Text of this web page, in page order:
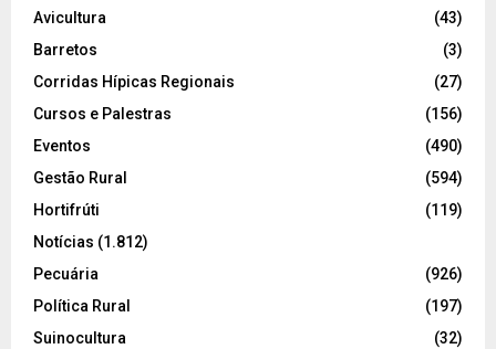
Avicultura
(43)
Barretos
(3)
Corridas Hípicas Regionais
(27)
Cursos e Palestras
(156)
Eventos
(490)
Gestão Rural
(594)
Hortifrúti
(119)
Notícias (1.812)
Pecuária
(926)
Política Rural
(197)
Suinocultura
(32)